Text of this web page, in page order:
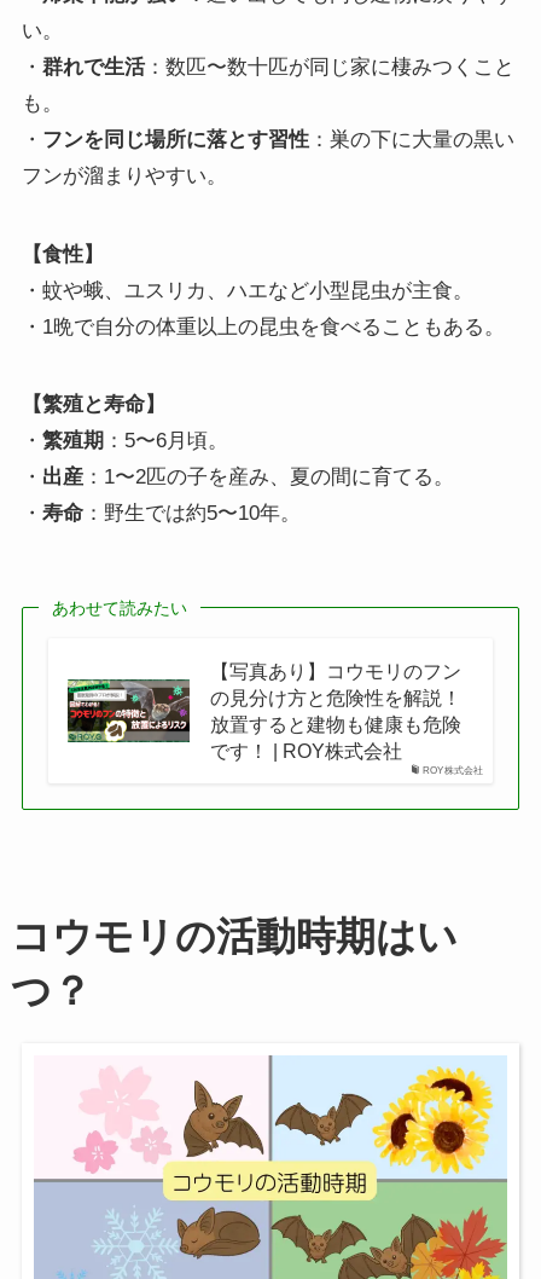
い。
・ 群れで生活：数匹〜数十匹が同じ家に棲みつくこと
も。
・ フンを同じ場所に落とす習性：巣の下に大量の黒い
フンが溜まりやすい。
【食性】
・蚊や蛾、ユスリカ、ハエなど小型昆虫が主食。
・1晩で自分の体重以上の昆虫を食べることもある。
【繁殖と寿命】
・ 繁殖期 ：5〜6月頃。
・ 出産：1〜2匹の子を産み、夏の間に育てる。
・ 寿命：野生では約5〜10年。
あわせて読みたい
ROY株式会社
【写真あり】コウモリのフン
の見分け方と危険性を解説！
放置すると建物も健康も危険
です！ | ROY株式会社
コウモリの活動時期はい
つ？